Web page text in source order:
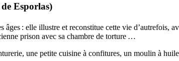
Esporlas)
: elle illustre et reconstitue cette vie d’autrefois,
prison avec sa chambre de torture …
une petite cuisine à confitures, un moulin à